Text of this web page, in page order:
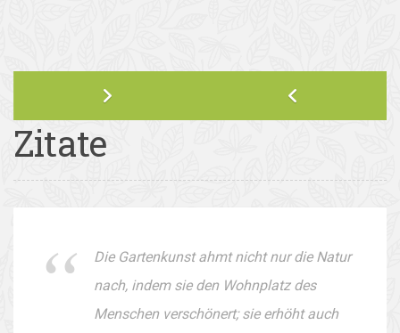
Zitate
Die Gartenkunst ahmt nicht nur die Natur
nach, indem sie den Wohnplatz des
Menschen verschönert; sie erhöht auch